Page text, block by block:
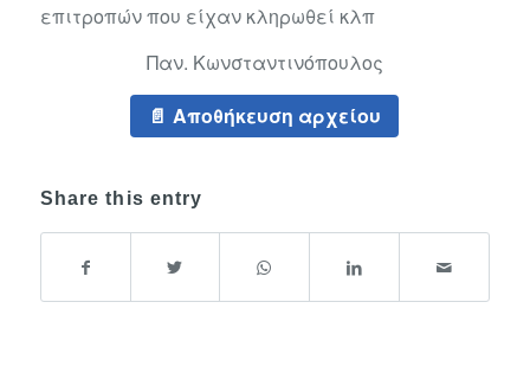
επιτροπών που είχαν κληρωθεί κλπ
Παν. Κωνσταντινόπουλος
Αποθήκευση αρχείου
Share this entry